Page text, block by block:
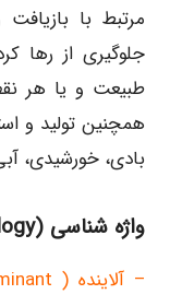
مرتبط با
جلوگیری از رها
طبیعت و یا هر
همچنین تولید و
بادی، خورشیدی،
واژه شناسی (Terminology)
– آلاینده ( Pollutant/contaminant)